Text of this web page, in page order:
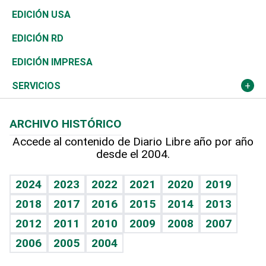
Reportajes
África
Ocenanía
Caribe
Resto del mundo
Vivienda
Telecom.
Global y variable
Economía personal
Buena Vida
Sociales
Novedades
Podcast Arte Libre
Hablando con el pediatra
Vida y familia
Eñe
Celebrando la vida
Sin complejos
Ciclismo
Tenis
Olimpismo
Más deportes
TBT Deportivo
En Directo
El Espía
Noticiero Poteleche
Columnistas
Más firmas
Tecnología
Historia
Martes de tecnología
Cambio climático
Economía
Revista
Deportes
Opinión
Hecho en casa
Guía del dinero
EDICIÓN USA
EDICIÓN RD
EDICIÓN IMPRESA
SERVICIOS
Cumpleaños
Horóscopos
Juegos
ARCHIVO HISTÓRICO
Accede al contenido de Diario Libre año por año
desde el 2004.
2024 2023 2022 2021 2020
2019
2018
2017 2016 2015 2014
2013
2012
2011 2010 2009 2008
2007
2006
2005 2004